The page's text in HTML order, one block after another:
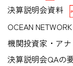
決算説明会資料
OCEAN
機関投資家・ア
決算説明会QAの